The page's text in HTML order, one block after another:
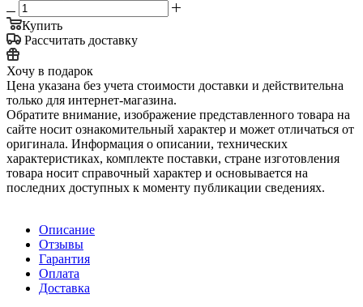
Купить
Рассчитать доставку
Хочу в подарок
Цена указана без учета стоимости доставки и действительна
только для интернет-магазина.
Обратите внимание, изображение представленного товара на
сайте носит ознакомительный характер и может отличаться от
оригинала. Информация о описании, технических
характеристиках, комплекте поставки, стране изготовления
товара носит справочный характер и основывается на
последних доступных к моменту публикации сведениях.
Описание
Отзывы
Гарантия
Оплата
Доставка